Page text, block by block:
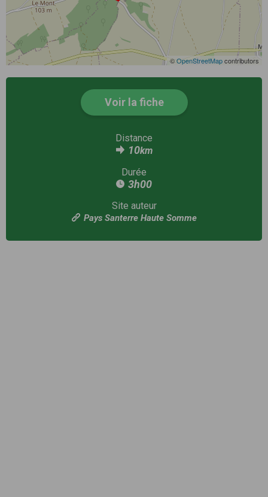
©OpenStreetMapcontributors
Voir la fiche
Distance
10km
Durée
3h00
Site auteur
Pays Santerre Haute Somme